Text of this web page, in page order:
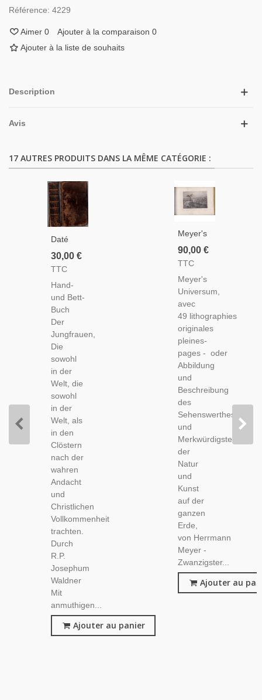
Référence: 4229
Aimer 0 Ajouter à la comparaison 0
Ajouter à la liste de souhaits
Description
Avis
17 AUTRES PRODUITS DANS LA MÊME CATÉGORIE :
Daté
1789 -
Hand-
Bett-
Buch
Der
Jungfrauen,
Joseph
Waldner,
1789 -
Missel,
Reliure
Cuir
XVIIIe
S.,
Strasbourg,
Bibel,
Bible,
30,00 €
TTC
Hand-
und Bett-
Buch
Der
Jungfrauen,
Die
sowohl
in der
Welt, die
sowohl
in der
Welt, als
in den
Clöstern
nach der
wahren
Andacht
und
Christlichen
Vollkommenheit
trachten.
Durch
R.P.
Josephum
Waldner
Mit
anmuthigen...
Ajouter au panier
Meyer's
Universum,
49
-
Abbildun
Des
Schenswerthesten
Und
Merkwürdigsten,
1859 -
90,00 €
TTC
Meyer's
Universum,
avec
49 lithographies
originales
pleines-
pages - oder
Abbildung
und
Beschreibung
des
Sehenswerthesten
und
Merkwürdigsten
der
Natur
und
Kunst
auf der
ganzen
Erde,
von Herrmann
Meyer -
Zwanzigster...
Ajouter au